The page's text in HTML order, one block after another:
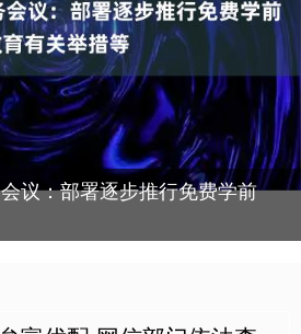
议：部署逐步推行免费学前